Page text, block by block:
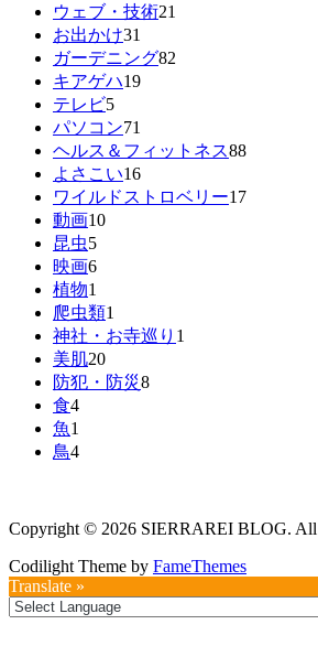
ウェブ・技術21
お出かけ31
ガーデニング82
キアゲハ19
テレビ5
パソコン71
ヘルス＆フィットネス88
よさこい16
ワイルドストロベリー17
動画10
昆虫5
映画6
植物1
爬虫類1
神社・お寺巡り 1
美肌20
防犯・防災8
食4
魚1
鳥4
Copyright © 2026 SIERRAREI BLOG. All
Codilight Theme by FameThemes
Translate »